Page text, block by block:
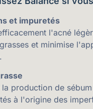
et impuretés
l'acné
et minimise
la production de
à l'origine des